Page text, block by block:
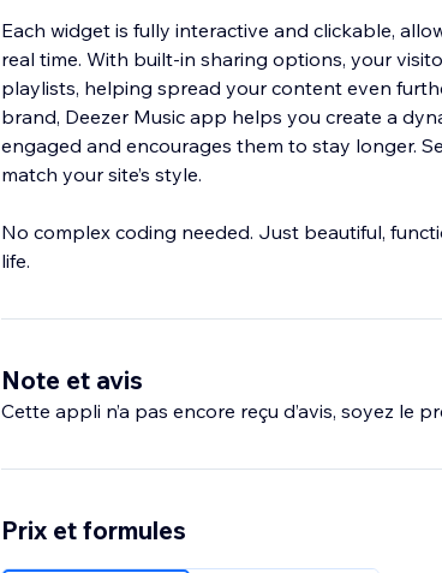
Each widget is fully interactive and clickable,
real time. With built-in sharing options, your
playlists, helping spread your content even
brand, Deezer Music app helps you create a
engaged and encourages them to stay longer.
match your site’s style.
No complex coding needed. Just beautiful,
life.
Note et avis
Cette appli n’a pas encore reçu d’avis, soyez le
Prix et formules